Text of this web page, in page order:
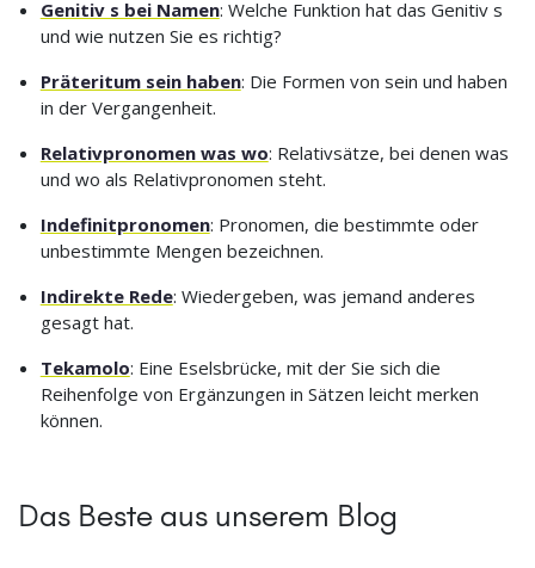
Genitiv s bei Namen: Welche Funktion hat das Genitiv s
und wie nutzen Sie es richtig?
Präteritum sein haben: Die Formen von sein und haben
in der Vergangenheit.
Relativpronomen was wo: Relativsätze, bei denen was
und wo als Relativpronomen steht.
Indefinitpronomen: Pronomen, die bestimmte oder
unbestimmte Mengen bezeichnen.
Indirekte Rede: Wiedergeben, was jemand anderes
gesagt hat.
Tekamolo: Eine Eselsbrücke, mit der Sie sich die
Reihenfolge von Ergänzungen in Sätzen leicht merken
können.
Das Beste aus unserem Blog